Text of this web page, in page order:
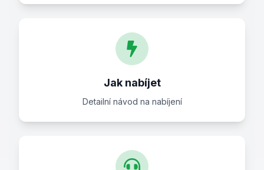
Jak nabíjet
Detailní návod na nabíjení